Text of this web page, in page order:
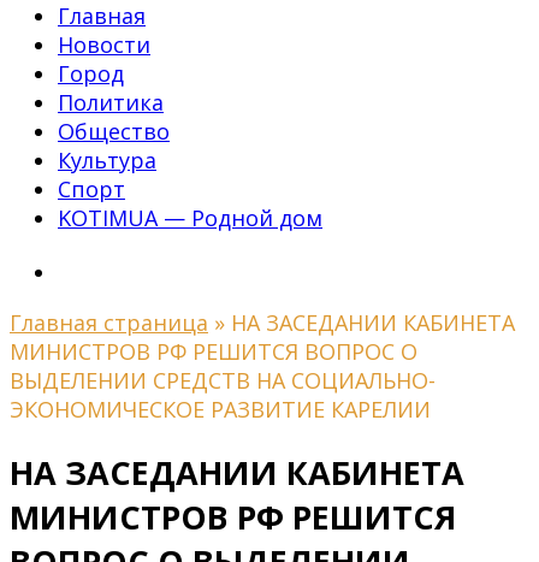
Главная
Новости
Город
Политика
Общество
Культура
Спорт
KOTIMUA — Родной дом
Главная страница » НА ЗАСЕДАНИИ КАБИНЕТА
МИНИСТРОВ РФ РЕШИТСЯ ВОПРОС О
ВЫДЕЛЕНИИ СРЕДСТВ НА СОЦИАЛЬНО-
ЭКОНОМИЧЕСКОЕ РАЗВИТИЕ КАРЕЛИИ
НА ЗАСЕДАНИИ КАБИНЕТА
МИНИСТРОВ РФ РЕШИТСЯ